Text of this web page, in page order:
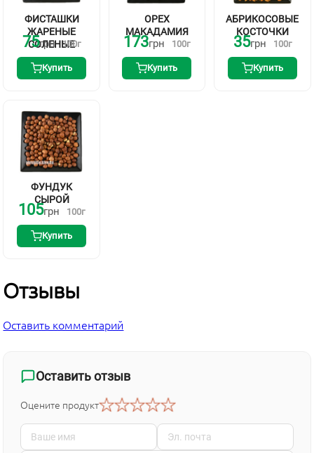
ФИСТАШКИ
ЖАРЕНЫЕ
СОЛЕНЫЕ
75грн 100г
Купить
ОРЕХ
МАКАДАМИЯ
173грн 100г
Купить
АБРИКОСОВЫЕ
КОСТОЧКИ
35грн 100г
Купить
ФУНДУК
СЫРОЙ
105грн 100г
Купить
Отзывы
Оставить комментарий
Оставить отзыв
Оцените продукт